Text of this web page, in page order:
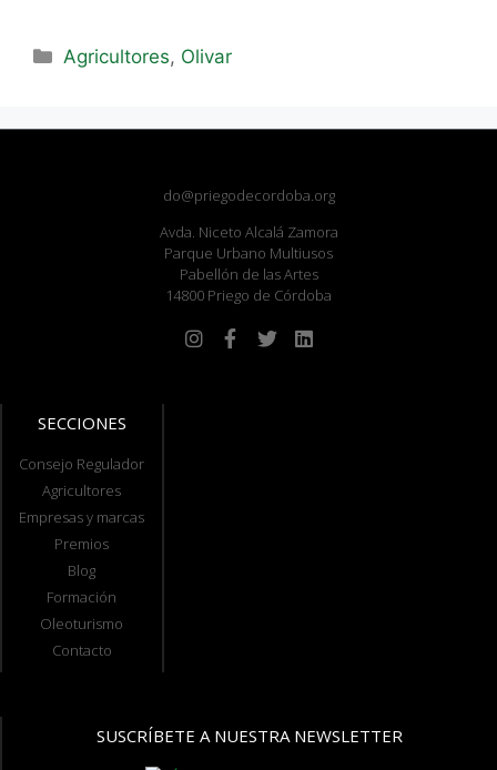
Agricultores, Olivar
do@priegodecordoba.org
Avda. Niceto Alcalá Zamora
Parque Urbano Multiusos
Pabellón de las Artes
14800 Priego de Córdoba
SECCIONES
Consejo Regulador
Agricultores
Empresas y marcas
Premios
Blog
Formación
Oleoturismo
Contacto
SUSCRÍBETE A NUESTRA NEWSLETTER